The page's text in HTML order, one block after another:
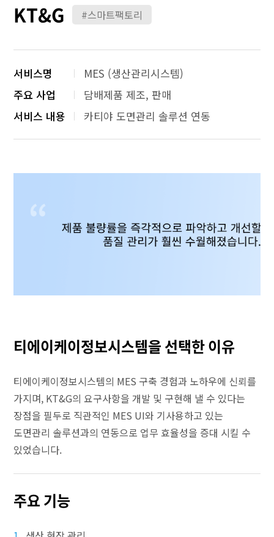
KT&G #스마트팩토리
서비스명
MES (생산관리시스템)
주요 사업
담배제품 제조, 판매
서비스 내용
카티야 도면관리 솔루션 연동
티에이케이정보시스템을 선택한 이유
티에이케이정보시스템의 MES 구축 경험과 노하우에 신뢰를
가지며, KT&G의 요구사항을 개발 및 구현해 낼 수 있다는
장점을 필두로 직관적인 MES UI와 기사용하고 있는
도면관리 솔루션과의 연동으로 업무 효율성을 증대 시킬 수
있었습니다.
주요 기능